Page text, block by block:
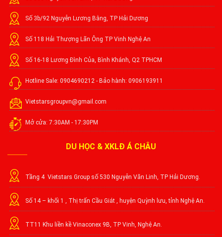
Số 3b/92 Nguyễn Lương Bằng, TP Hải Dương
Số 118 Hải Thượng Lãn Ông TP Vinh Nghệ An
Số 16-18 Lương Đình Của, Bình Khánh, Q2 TPHCM
Hotline Sale: 0904690212 - Bảo hành: 0906193911
Vietstarsgroupvn@gmail.com
Mở cửa: 7:30AM - 17:30PM
DU HỌC & XKLĐ Á CHÂU
Tầng 4 Vietstars Group số 530 Nguyễn Văn Linh, TP Hải Dương.
Số 14 – khối 1 , Thị trấn Cầu Giát , huyện Quỳnh lưu, tỉnh Nghệ An.
TT11 Khu liền kề Vinaconex 9B, TP Vinh, Nghệ An.